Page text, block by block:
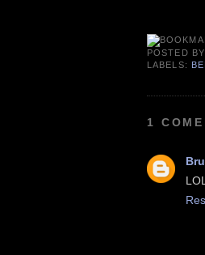
POSTED
LABELS:
1